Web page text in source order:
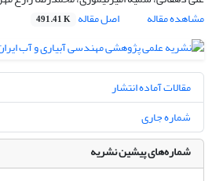
مشاهده مقاله
اصل مقاله 491.41 K
مقالات آماده انتشار
شماره جاری
شماره‌های پیشین نشریه